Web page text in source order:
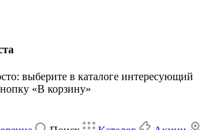
выберите в каталоге интересующий
«В корзину»